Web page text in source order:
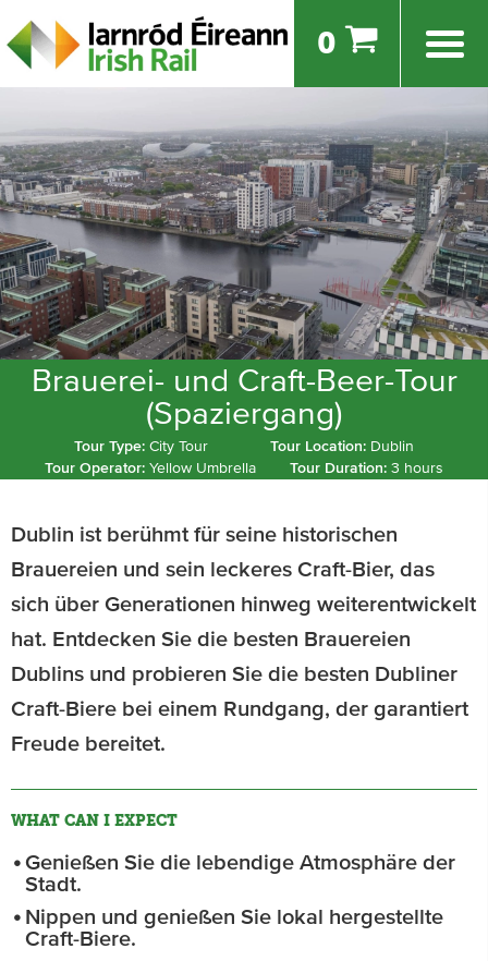
0
Brauerei- und Craft-Beer-Tour
(Spaziergang)
Tour Type: City Tour Tour Location: Dublin
Tour Operator: Yellow Umbrella Tour Duration: 3 hours
Dublin ist berühmt für seine historischen
Brauereien und sein leckeres Craft-Bier, das
sich über Generationen hinweg weiterentwickelt
hat. Entdecken Sie die besten Brauereien
Dublins und probieren Sie die besten Dubliner
Craft-Biere bei einem Rundgang, der garantiert
Freude bereitet.
WHAT CAN I EXPECT
Genießen Sie die lebendige Atmosphäre der
Stadt.
Nippen und genießen Sie lokal hergestellte
Craft-Biere.